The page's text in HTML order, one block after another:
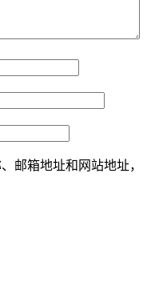
邮箱地址和网站地址，